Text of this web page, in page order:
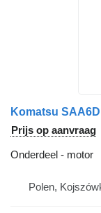
Komatsu
Prijs op aanvraag
Onderdeel - motor
Polen,